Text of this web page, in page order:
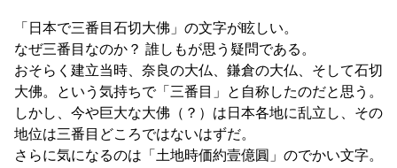
「日本で三番目石切大佛」の文字が眩しい。
なぜ三番目なのか？ 誰しもが思う疑問である。
おそらく建立当時、奈良の大仏、鎌倉の大仏、そして石切
大佛。という気持ちで「三番目」と自称したのだと思う。
しかし、今や巨大な大佛（？）は日本各地に乱立し、その
地位は三番目どころではないはずだ。
さらに気になるのは「土地時価約壹億圓」のでかい文字。